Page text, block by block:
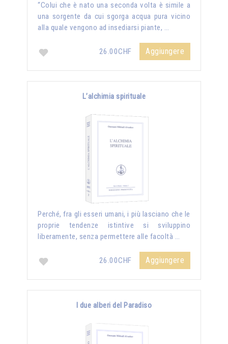
“Colui che è nato una seconda volta è simile a
una sorgente da cui sgorga acqua pura vicino
alla quale vengono ad insediarsi piante, …
26.00CHF Aggiungere
L’alchimia spirituale
Perché, fra gli esseri umani, i più lasciano che le
proprie tendenze istintive si sviluppino
liberamente, senza permettere alle facoltà …
26.00CHF Aggiungere
I due alberi del Paradiso